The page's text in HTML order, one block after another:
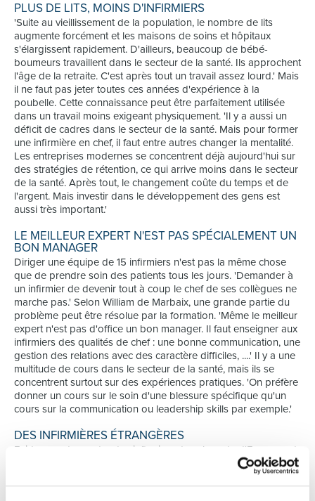
PLUS DE LITS, MOINS D'INFIRMIERS
'Suite au vieillissement de la population, le nombre de lits
augmente forcément et les maisons de soins et hôpitaux
s'élargissent rapidement. D'ailleurs, beaucoup de bébé-
boumeurs travaillent dans le secteur de la santé. Ils approchent
l'âge de la retraite. C'est après tout un travail assez lourd.' Mais
il ne faut pas jeter toutes ces années d'expérience à la
poubelle. Cette connaissance peut être parfaitement utilisée
dans un travail moins exigeant physiquement. 'Il y a aussi un
déficit de cadres dans le secteur de la santé. Mais pour former
une infirmière en chef, il faut entre autres changer la mentalité.
Les entreprises modernes se concentrent déjà aujourd'hui sur
des stratégies de rétention, ce qui arrive moins dans le secteur
de la santé. Après tout, le changement coûte du temps et de
l'argent. Mais investir dans le développement des gens est
aussi très important.'
LE MEILLEUR EXPERT N'EST PAS SPÉCIALEMENT UN
BON MANAGER
Diriger une équipe de 15 infirmiers n'est pas la même chose
que de prendre soin des patients tous les jours. 'Demander à
un infirmier de devenir tout à coup le chef de ses collègues ne
marche pas.' Selon William de Marbaix, une grande partie du
problème peut être résolue par la formation. 'Même le meilleur
expert n'est pas d'office un bon manager. Il faut enseigner aux
infirmiers des qualités de chef : une bonne communication, une
gestion des relations avec des caractère difficiles, ....' Il y a une
multitude de cours dans le secteur de la santé, mais ils se
concentrent surtout sur des expériences pratiques. 'On préfère
donner un cours sur le soin d'une blessure spécifique qu'un
cours sur la communication ou leadership skills par exemple.'
DES INFIRMIÈRES ÉTRANGÈRES
Evidemment, recruter des infirmiers dans le reste d'Europe est
une solution temporaire. Mais c'est une nécessité. 'Les postes
vacants doivent être remplis et s'il n'y a pas assez de candidats
ici, nous les cherchons à l'étranger.' Ce n'est évidemment pas